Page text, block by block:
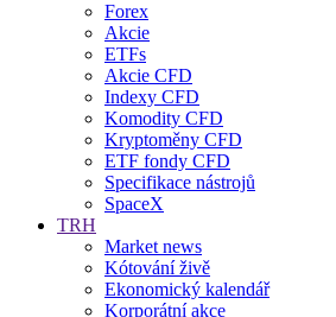
Forex
Akcie
ETFs
Akcie CFD
Indexy CFD
Komodity CFD
Kryptoměny CFD
ETF fondy CFD
Specifikace nástrojů
SpaceX
TRH
Market news
Kótování živě
Ekonomický kalendář
Korporátní akce